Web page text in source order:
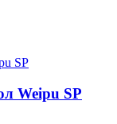
Weipu SP